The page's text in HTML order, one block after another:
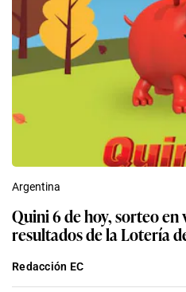
Argentina
Quini 6 de hoy, sorteo en
resultados de la Lotería
Redacción EC